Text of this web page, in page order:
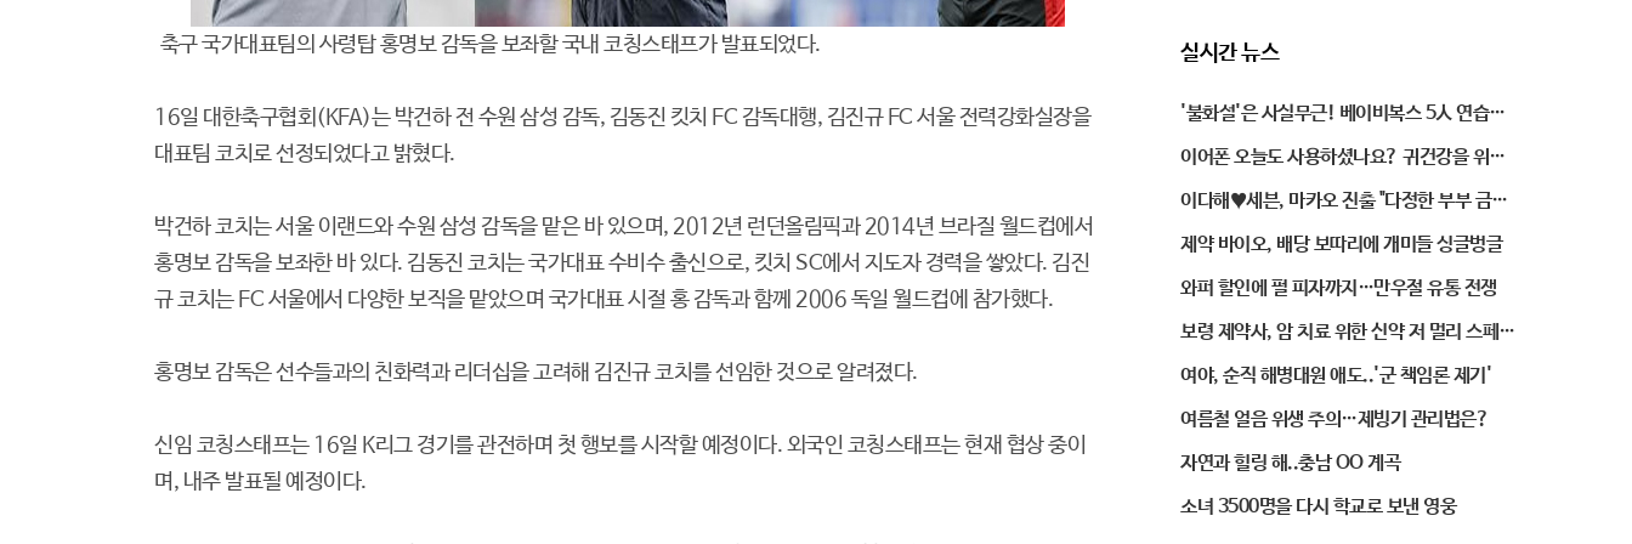
축구 국가대표팀의 사령탑 홍명보 감독을 보좌할 국내 코칭스태프가 발표되었다.
16일 대한축구협회(KFA)는 박건하 전 수원 삼성 감독, 김동진 킷치 FC 감독대행, 김진규 FC 서울 전력강화실장을
대표팀 코치로 선정되었다고 밝혔다.
박건하 코치는 서울 이랜드와 수원 삼성 감독을 맡은 바 있으며, 2012년 런던올림픽과 2014년 브라질 월드컵에서
홍명보 감독을 보좌한 바 있다. 김동진 코치는 국가대표 수비수 출신으로, 킷치 SC에서 지도자 경력을 쌓았다. 김진
규 코치는 FC 서울에서 다양한 보직을 맡았으며 국가대표 시절 홍 감독과 함께 2006 독일 월드컵에 참가했다.
홍명보 감독은 선수들과의 친화력과 리더십을 고려해 김진규 코치를 선임한 것으로 알려졌다.
신임 코칭스태프는 16일 K리그 경기를 관전하며 첫 행보를 시작할 예정이다. 외국인 코칭스태프는 현재 협상 중이
며, 내주 발표될 예정이다.
실시간 뉴스
'불화설'은 사실무근! 베이비복스 5人 연습실
인증샷 공개
이어폰 오늘도 사용하셨나요? 귀건강을 위협
하는 이어폰
이다해♥세븐, 마카오 진출 "다정한 부부 금실
뽐내"
제약 바이오, 배당 보따리에 개미들 싱글벙글
와퍼 할인에 펄 피자까지…만우절 유통 전쟁
보령 제약사, 암 치료 위한 신약 저 멀리 스페인
서 도입
여야, 순직 해병대원 애도..'군 책임론 제기'
여름철 얼음 위생 주의…제빙기 관리법은?
자연과 힐링 해..충남 OO 계곡
소녀 3500명을 다시 학교로 보낸 영웅